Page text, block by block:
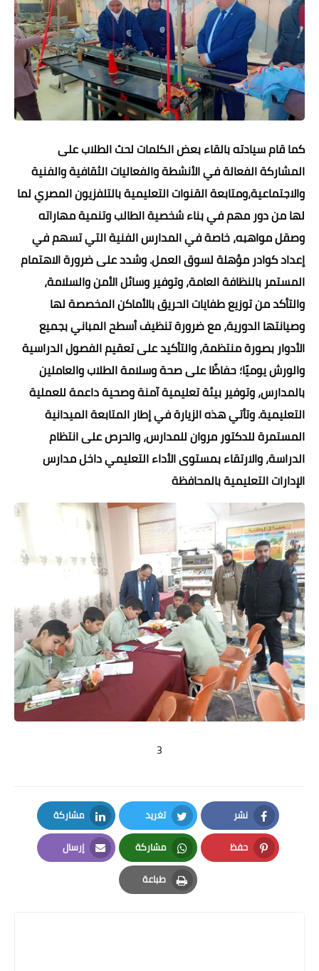
كما قام سيادته بالقاء بعض الكلمات لحث الطلاب على
المشاركة الفعالة في الأنشطة والفعاليات الثقافية والفنية
والاجتماعية،ومتابعة القنوات التعليمية بالتلفزيون المصري لما
لها من دور مهم في بناء شخصية الطالب وتنمية مهاراته
وصقل مواهبه، خاصة في المدارس الفنية التي تسهم في
إعداد كوادر مؤهلة لسوق العمل. وشدد على ضرورة الاهتمام
المستمر بالنظافة العامة، وتوفير وسائل الأمن والسلامة،
والتأكد من توزيع طفايات الحريق بالأماكن المخصصة لها
وصيانتها الدورية، مع ضرورة تنظيف أسطح المباني بجميع
الأدوار بصورة منتظمة، والتأكيد على تعقيم الفصول الدراسية
والورش يوميًا؛ حفاظًا على صحة وسلامة الطلاب والعاملين
بالمدارس، وتوفير بيئة تعليمية آمنة وصحية داعمة للعملية
التعليمية. وتأتي هذه الزيارة في إطار المتابعة الميدانية
المستمرة للدكتور مروان للمدارس، والحرص على انتظام
الدراسة، والارتقاء بمستوى الأداء التعليمي داخل مدارس
الإدارات التعليمية بالمحافظة
3
نشر
Facebook
تغريد
Twitter
مشاركة
LinkedIn
حفظ
Pinterest
مشاركة
Whatsapp
إرسال
Email
طباعة
Print